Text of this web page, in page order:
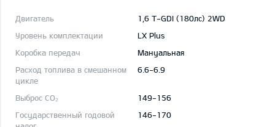
1,6 T-GDI (180лс) 2WD
LX Plus
Mануальная
6.6-6.9
149-156
146-170